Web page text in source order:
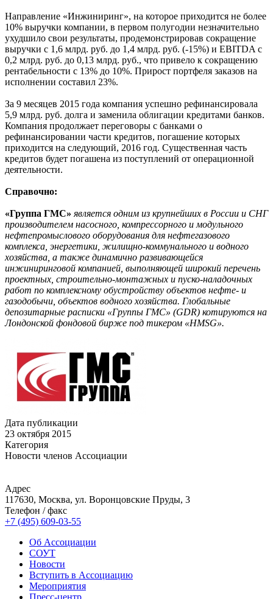
Направление «Инжиниринг», на которое приходится не более
10% выручки компании, в первом полугодии незначительно
ухудшило свои результаты, продемонстрировав сокращение
выручки с 1,6 млрд. руб. до 1,4 млрд. руб. (-15%) и EBITDA c
0,2 млрд. руб. до 0,13 млрд. руб., что привело к сокращению
рентабельности с 13% до 10%. Прирост портфеля заказов на
исполнении составил 23%.
За 9 месяцев 2015 года компания успешно рефинансировала
5,9 млрд. руб. долга и заменила облигации кредитами банков.
Компания продолжает переговоры с банками о
рефинансировании части кредитов, погашение которых
приходится на следующий, 2016 год. Существенная часть
кредитов будет погашена из поступлений от операционной
деятельности.
Справочно:
«Группа ГМС» является одним из крупнейших в России и СНГ
производителем насосного, компрессорного и модульного
нефтепромыслового оборудования для нефтегазового
комплекса, энергетики, жилищно-коммунального и водного
хозяйства, а также динамично развивающейся
инжиниринговой компанией, выполняющей широкий перечень
проектных, строительно-монтажных и пуско-наладочных
работ по комплексному обустройству объектов нефте- и
газодобычи, объектов водного хозяйства. Глобальные
депозитарные расписки «Группы ГМС» (GDR) котируются на
Лондонской фондовой бирже под тикером «HMSG».
Дата публикации
23 октября 2015
Категория
Новости членов Ассоциации
Адрес
117630, Москва, ул. Воронцовские Пруды, 3
Телефон / факс
+7 (495) 609-03-55
Об Ассоциации
СОУТ
Новости
Вступить в Ассоциацию
Мероприятия
Пресс-центр